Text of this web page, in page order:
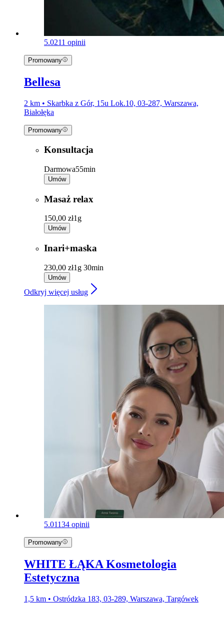
5.0211 opinii
Promowany
Bellesa
2 km • Skarbka z Gór, 15u Lok.10, 03-287, Warszawa,
Białołęka
Promowany
Konsultacja
Darmowa55min
Umów
Masaż relax
150,00 zł1g
Umów
Inari+maska
230,00 zł1g 30min
Umów
Odkryj więcej usług
5.01134 opinii
Promowany
WHITE ŁĄKA Kosmetologia
Estetyczna
1,5 km • Ostródzka 183, 03-289, Warszawa, Targówek